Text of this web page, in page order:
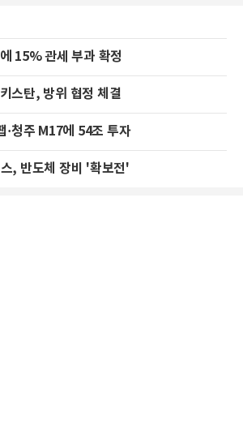
15% 관세 부과 확정
스탄, 방위 협정 체결
·청주 M17에 54조 투자
, 반도체 장비 '확보전'